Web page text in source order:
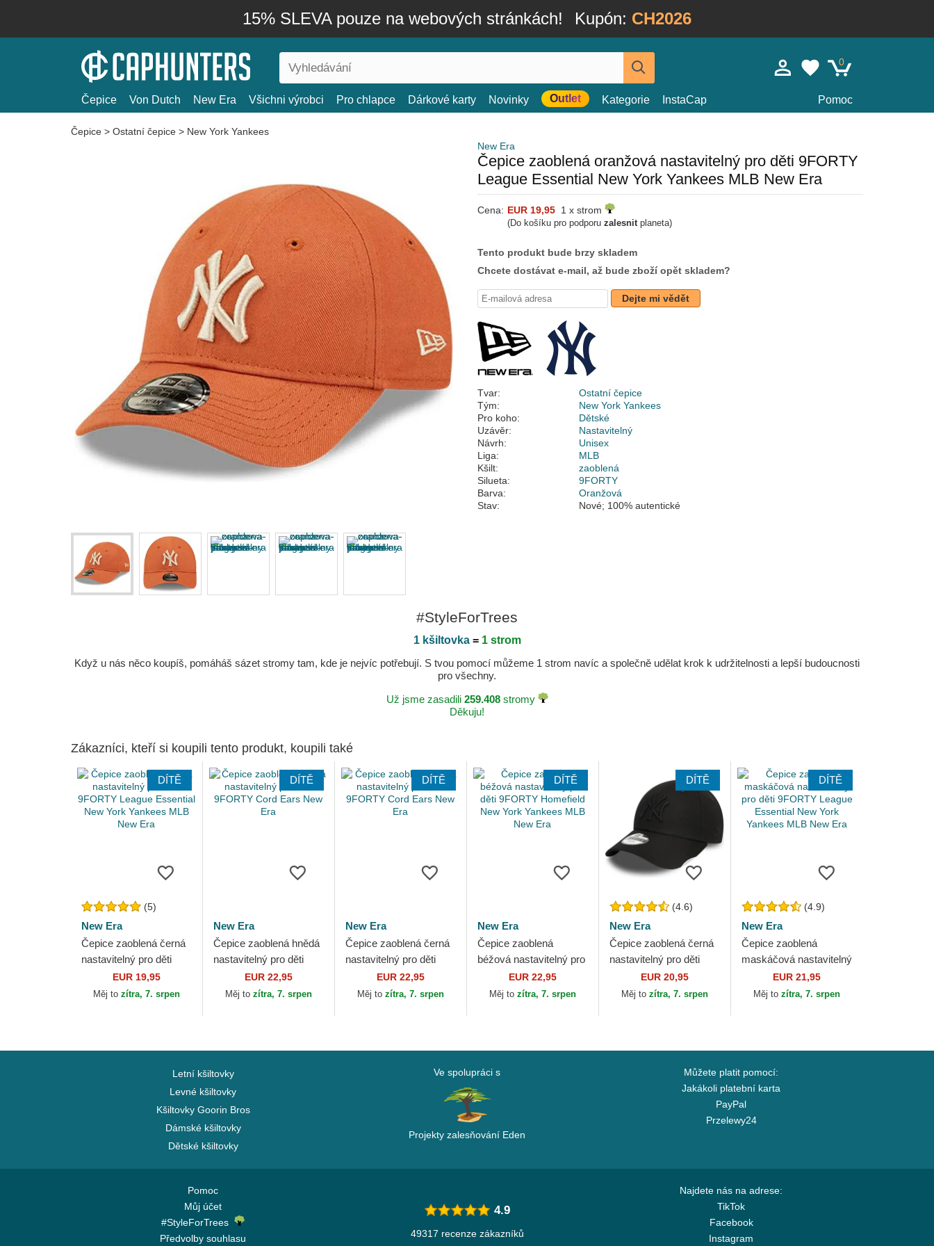
15% SLEVA pouze na webových stránkách! Kupón: CH2026
0
Čepice Von Dutch New Era Všichni výrobci Pro chlapce Dárkové karty Novinky Outlet Kategorie InstaCap Pomoc
Čepice > Ostatní čepice > New York Yankees
New Era
Čepice zaoblená oranžová nastavitelný pro děti 9FORTY
League Essential New York Yankees MLB New Era
Cena: EUR 19,95 1 x strom
(Do košíku pro podporu zalesnitplaneta)
Tento produkt bude brzy skladem
Chcete dostávat e-mail, až bude zboží opět skladem?
Dejte mi vědět
Tvar:
Ostatní čepice
Tým:
New York Yankees
Pro koho:
Dětské
Uzávěr:
Nastavitelný
Návrh:
Unisex
Liga:
MLB
Kšilt:
zaoblená
Silueta:
9FORTY
Barva:
Oranžová
Stav:
Nové; 100% autentické
#StyleForTrees
1 kšiltovka= 1 strom
Když u nás něco koupíš, pomáháš sázet stromy tam, kde je nejvíc potřebují. S tvou pomocí můžeme 1 strom navíc a společně udělat krok k udržitelnosti a lepší budoucnosti
pro všechny.
Už jsme zasadili 259.408stromy
Děkuju!
Zákazníci, kteří si koupili tento produkt, koupili také
DÍTĚ
(5)
New Era
Čepice zaoblená černá
nastavitelný pro děti
9FORTY League
Essential New York
EUR 19,95
Měj to zítra, 7. srpen
DÍTĚ
New Era
Čepice zaoblená hnědá
nastavitelný pro děti
9FORTY Cord Ears
New Era
EUR 22,95
Měj to zítra, 7. srpen
DÍTĚ
New Era
Čepice zaoblená černá
nastavitelný pro děti
9FORTY Cord Ears
New Era
EUR 22,95
Měj to zítra, 7. srpen
DÍTĚ
New Era
Čepice zaoblená
béžová nastavitelný pro
děti 9FORTY Homefield
New York Yankees
EUR 22,95
Měj to zítra, 7. srpen
DÍTĚ
(4.6)
New Era
Čepice zaoblená černá
nastavitelný pro děti
9FORTY League
Essential New York
EUR 20,95
Měj to zítra, 7. srpen
DÍTĚ
(4.9)
New Era
Čepice zaoblená
maskáčová nastavitelný
pro děti 9FORTY
League Essential New
EUR 21,95
Měj tozítra, 7. srpen
Letní kšiltovky
Levné kšiltovky
Kšiltovky Goorin Bros
Dámské kšiltovky
Dětské kšiltovky
Ve spolupráci s
Projekty zalesňování Eden
Můžete platit pomocí:
Jakákoli platební karta
PayPal
Przelewy24
Pomoc
Můj účet
#StyleForTrees
Předvolby souhlasu
Najdete nás na adrese:
TikTok
Facebook
Instagram
4.9
49317 recenze zákazníků